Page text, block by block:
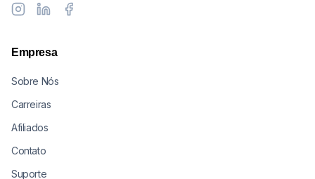
Empresa
Sobre Nós
Carreiras
Afiliados
Contato
Suporte